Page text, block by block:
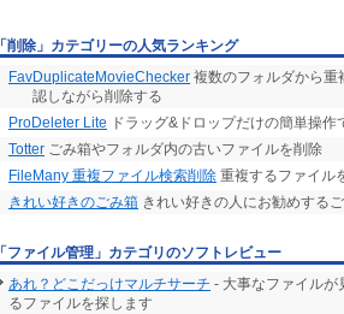
「削除」カテゴリーの人気ランキング
FavDuplicateMovieChecker 複数のフォルダから重
認しながら削除する
ProDeleter Lite ドラッグ&ドロップだけの簡単操
Totter ごみ箱やフォルダ内の古いファイルを削除
FileMany 重複ファイル検索削除 重複するファイル
きれい好きのごみ箱 きれい好きの人にお勧めする
「ファイル管理」カテゴリのソフトレビュー
あれ？どこだっけマルチサーチ - 大事なファイルが
るファイルを探します